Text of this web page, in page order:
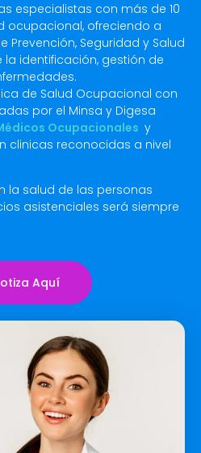
especialistas con más de 10
ocupacional, ofreciendo a
Prevención, Seguridad y Salud
identificación, gestión de
de Salud Ocupacional con
por el Minsa y Digesa
Ocupacionales y
clinicas reconocidas a nivel
la salud de las personas
asistenciales será siempre
Aquí